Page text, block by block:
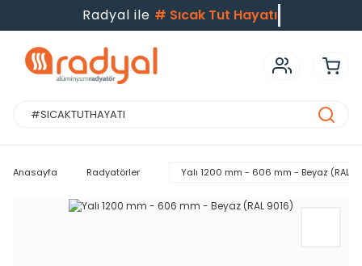
Radyal ile # Sıcak Tut Hayatı
Anasayfa Radyatörler Yalı 1200 mm - 606 mm - Beyaz (RAL